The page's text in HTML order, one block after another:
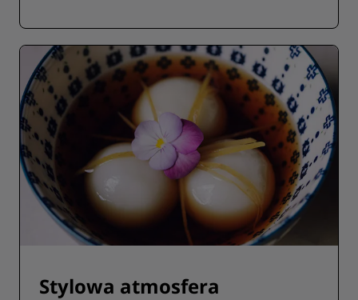
Stylowa atmosfera